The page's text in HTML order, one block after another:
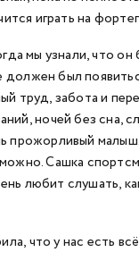
играть на
мы узнали, что он
должен был
труд, забота и
ночей без сна,
прожорливый
Сашка
любит слушать,
что у нас есть